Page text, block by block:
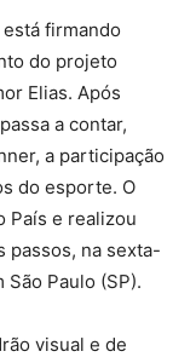
firmando
do projeto
Elias. Após
a contar,
a participação
do esporte. O
País e realizou
passos, na sexta-
Paulo (SP).
visual e de